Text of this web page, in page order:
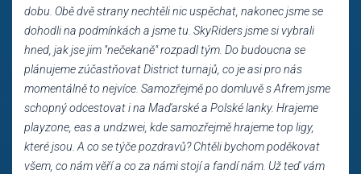
dobu. Obě dvě strany nechtěli nic uspěchat, nakonec jsme se
dohodli na podmínkách a jsme tu. SkyRiders jsme si vybrali
hned, jak jse jim "nečekaně" rozpadl tým. Do budoucna se
plánujeme zúčastňovat District turnajů, co je asi pro nás
momentálně to nejvíce. Samozřejmě po domluvě s Afrem jsme
schopný odcestovat i na Maďarské a Polské lanky. Hrajeme
playzone, eas a undzwei, kde samozřejmě hrajeme top ligy,
které jsou. A co se týče pozdravů? Chtěli bychom poděkovat
všem, co nám věří a co za námi stojí a fandí nám. Už teď vám